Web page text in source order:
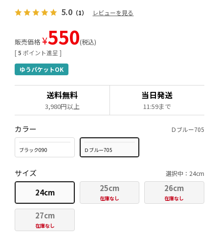
5.0 （1） レビューを見る
[ 5 ポイント進呈 ]
販売価格 ¥550 税込
ゆうパケットOK
送料無料
3,980円以上
当日発送
11:59まで
カラー Ｄブルー705
ブラック090 Ｄブルー705
サイズ 選択中：24cm
24cm 25cm
在庫なし
26cm
在庫なし
27cm
在庫なし